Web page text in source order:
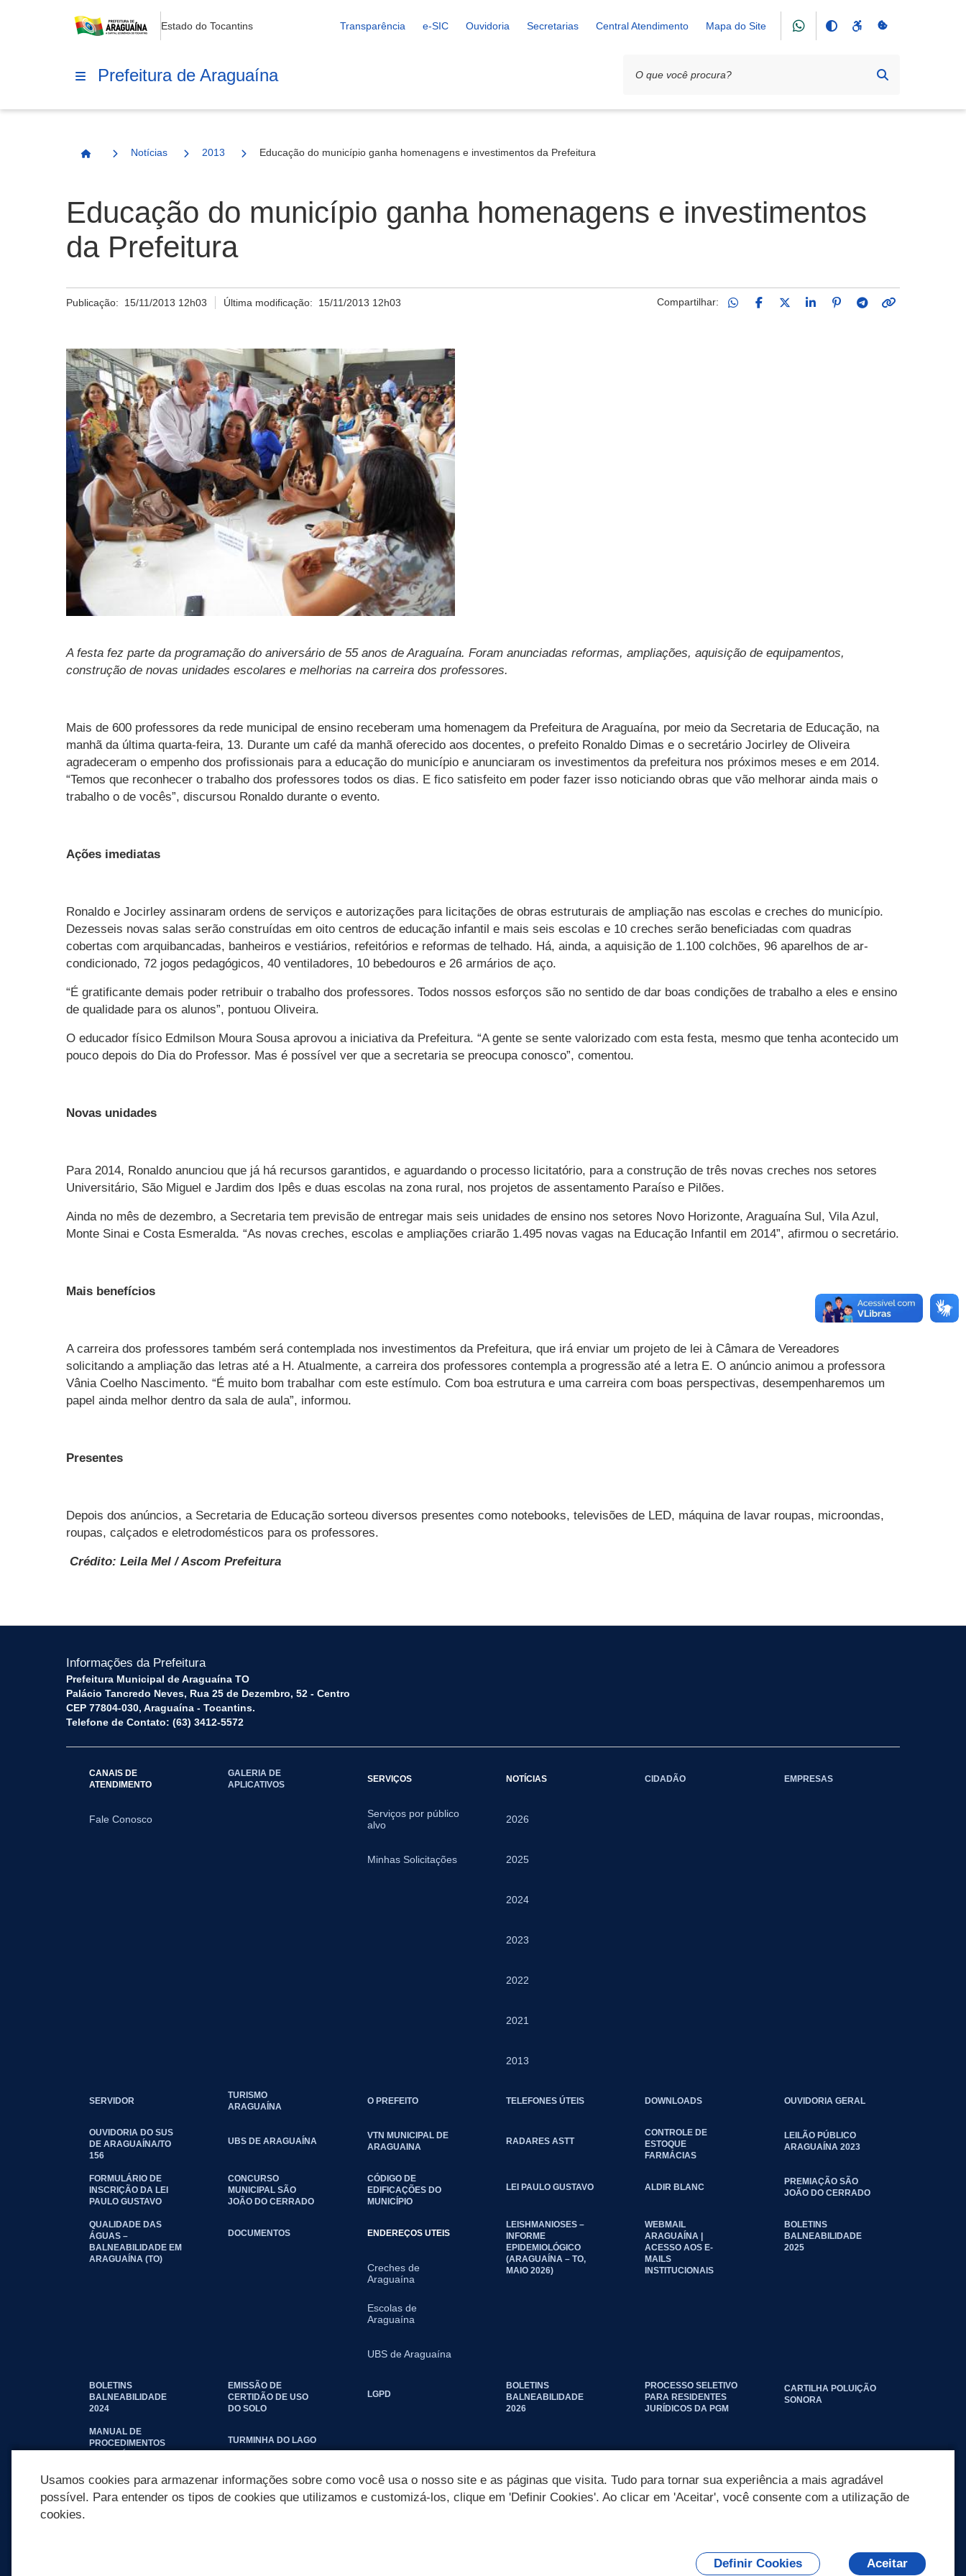
Estado do Tocantins Transparência e-SIC Ouvidoria Secretarias Central Atendimento Mapa do Site
Prefeitura de Araguaína
Página Inicial
Notícias 2013 Educação do município ganha homenagens e investimentos da Prefeitura
Educação do município ganha homenagens e investimentos
da Prefeitura
Publicação: 15/11/2013 12h03 Última modificação: 15/11/2013 12h03 Compartilhar:
A festa fez parte da programação do aniversário de 55 anos de Araguaína. Foram anunciadas reformas, ampliações, aquisição de equipamentos,
construção de novas unidades escolares e melhorias na carreira dos professores.
Mais de 600 professores da rede municipal de ensino receberam uma homenagem da Prefeitura de Araguaína, por meio da Secretaria de Educação, na
manhã da última quarta-feira, 13. Durante um café da manhã oferecido aos docentes, o prefeito Ronaldo Dimas e o secretário Jocirley de Oliveira
agradeceram o empenho dos profissionais para a educação do município e anunciaram os investimentos da prefeitura nos próximos meses e em 2014.
“Temos que reconhecer o trabalho dos professores todos os dias. E fico satisfeito em poder fazer isso noticiando obras que vão melhorar ainda mais o
trabalho o de vocês”, discursou Ronaldo durante o evento.
Ações imediatas
Ronaldo e Jocirley assinaram ordens de serviços e autorizações para licitações de obras estruturais de ampliação nas escolas e creches do município.
Dezesseis novas salas serão construídas em oito centros de educação infantil e mais seis escolas e 10 creches serão beneficiadas com quadras
cobertas com arquibancadas, banheiros e vestiários, refeitórios e reformas de telhado. Há, ainda, a aquisição de 1.100 colchões, 96 aparelhos de ar-
condicionado, 72 jogos pedagógicos, 40 ventiladores, 10 bebedouros e 26 armários de aço.
“É gratificante demais poder retribuir o trabalho dos professores. Todos nossos esforços são no sentido de dar boas condições de trabalho a eles e ensino
de qualidade para os alunos”, pontuou Oliveira.
O educador físico Edmilson Moura Sousa aprovou a iniciativa da Prefeitura. “A gente se sente valorizado com esta festa, mesmo que tenha acontecido um
pouco depois do Dia do Professor. Mas é possível ver que a secretaria se preocupa conosco”, comentou.
Novas unidades
Para 2014, Ronaldo anunciou que já há recursos garantidos, e aguardando o processo licitatório, para a construção de três novas creches nos setores
Universitário, São Miguel e Jardim dos Ipês e duas escolas na zona rural, nos projetos de assentamento Paraíso e Pilões.
Ainda no mês de dezembro, a Secretaria tem previsão de entregar mais seis unidades de ensino nos setores Novo Horizonte, Araguaína Sul, Vila Azul,
Monte Sinai e Costa Esmeralda. “As novas creches, escolas e ampliações criarão 1.495 novas vagas na Educação Infantil em 2014”, afirmou o secretário.
Mais benefícios
A carreira dos professores também será contemplada nos investimentos da Prefeitura, que irá enviar um projeto de lei à Câmara de Vereadores
solicitando a ampliação das letras até a H. Atualmente, a carreira dos professores contempla a progressão até a letra E. O anúncio animou a professora
Vânia Coelho Nascimento. “É muito bom trabalhar com este estímulo. Com boa estrutura e uma carreira com boas perspectivas, desempenharemos um
papel ainda melhor dentro da sala de aula”, informou.
Presentes
Depois dos anúncios, a Secretaria de Educação sorteou diversos presentes como notebooks, televisões de LED, máquina de lavar roupas, microondas,
roupas, calçados e eletrodomésticos para os professores.
Crédito: Leila Mel / Ascom Prefeitura
Informações da Prefeitura
Prefeitura Municipal de Araguaína TO
Palácio Tancredo Neves, Rua 25 de Dezembro, 52 - Centro
CEP 77804-030, Araguaína - Tocantins.
Telefone de Contato: (63) 3412-5572
CANAIS DE
ATENDIMENTO
Fale Conosco
GALERIA DE
APLICATIVOS
SERVIÇOS
Serviços por público
alvo
Minhas Solicitações
NOTÍCIAS
2026
2025
2024
2023
2022
2021
2013
CIDADÃO EMPRESAS
SERVIDOR
TURISMO
ARAGUAÍNA
O PREFEITO TELEFONES ÚTEIS DOWNLOADS OUVIDORIA GERAL
OUVIDORIA DO SUS
DE ARAGUAÍNA/TO
156
UBS DE ARAGUAÍNA
VTN MUNICIPAL DE
ARAGUAINA
RADARES ASTT
CONTROLE DE
ESTOQUE
FARMÁCIAS
LEILÃO PÚBLICO
ARAGUAÍNA 2023
FORMULÁRIO DE
INSCRIÇÃO DA LEI
PAULO GUSTAVO
CONCURSO
MUNICIPAL SÃO
JOÃO DO CERRADO
CÓDIGO DE
EDIFICAÇÕES DO
MUNICÍPIO
LEI PAULO GUSTAVO ALDIR BLANC
PREMIAÇÃO SÃO
JOÃO DO CERRADO
QUALIDADE DAS
ÁGUAS –
BALNEABILIDADE EM
ARAGUAÍNA (TO)
DOCUMENTOS ENDEREÇOS UTEIS
Creches de
Araguaína
Escolas de
Araguaína
UBS de Araguaína
LEISHMANIOSES –
INFORME
EPIDEMIOLÓGICO
(ARAGUAÍNA – TO,
MAIO 2026)
WEBMAIL
ARAGUAÍNA |
ACESSO AOS E-
MAILS
INSTITUCIONAIS
BOLETINS
BALNEABILIDADE
2025
BOLETINS
BALNEABILIDADE
2024
EMISSÃO DE
CERTIDÃO DE USO
DO SOLO
LGPD
BOLETINS
BALNEABILIDADE
2026
PROCESSO SELETIVO
PARA RESIDENTES
JURÍDICOS DA PGM
CARTILHA POLUIÇÃO
SONORA
MANUAL DE
PROCEDIMENTOS
TURMINHA DO LAGO
Usamos cookies para armazenar informações sobre como você usa o nosso site e as páginas que visita. Tudo para tornar sua experiência a mais agradável
possível. Para entender os tipos de cookies que utilizamos e customizá-los, clique em 'Definir Cookies'. Ao clicar em 'Aceitar', você consente com a utilização de
cookies.
Definir Cookies Aceitar